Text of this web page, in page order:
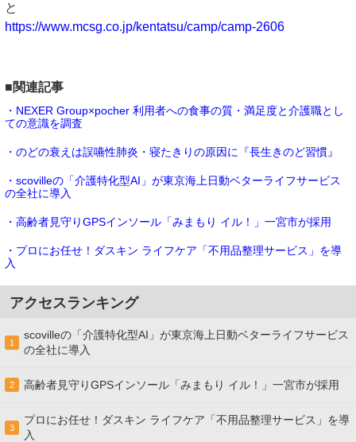
と
https://www.mcsg.co.jp/kentatsu/camp/camp-2606
■関連記事
・NEXER Group×pocher 利用者への食事の質・満足度と介護職とし
ての意識を調査
・のどの衰えは誤嚥性肺炎・寝たきりの原因に『長生きのど習慣』
・scovilleの「介護特化型AI」が東京海上日動ベターライフサービス
の全社に導入
・高齢者見守りGPSインソール「みまもり イル！」一宮市が採用
・プロにお任せ！ダスキン ライフケア「不用品整理サービス」を導
入
アクセスランキング
1
scovilleの「介護特化型AI」が東京海上日動ベターライフサービス
の全社に導入
2 高齢者見守りGPSインソール「みまもり イル！」一宮市が採用
3
プロにお任せ！ダスキン ライフケア「不用品整理サービス」を導
入